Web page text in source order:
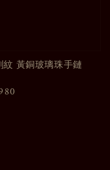
紋 黃銅玻璃珠手鏈